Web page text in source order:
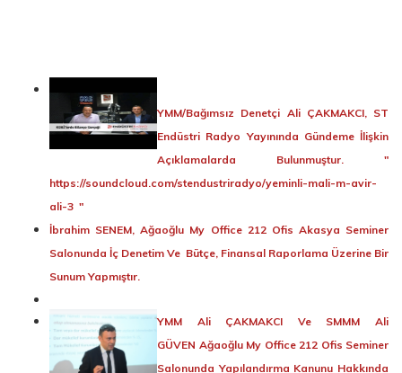
YMM/Bağımsız Denetçi Ali ÇAKMAKCI, ST
Endüstri Radyo Yayınında Gündeme İlişkin
Açıklamalarda Bulunmuştur. "
https://soundcloud.com/stendustriradyo/yeminli-mali-m-avir-
ali-3 "
İbrahim SENEM, Ağaoğlu My Office 212 Ofis Akasya Seminer
Salonunda İç Denetim Ve Bütçe, Finansal Raporlama Üzerine Bir
Sunum Yapmıştır.
YMM Ali ÇAKMAKCI Ve SMMM Ali
GÜVEN Ağaoğlu My Office 212 Ofis Seminer
Salonunda Yapılandırma Kanunu Hakkında